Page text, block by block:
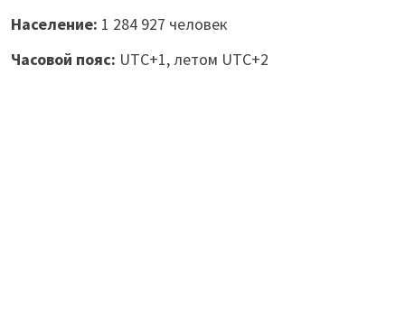
Население: 1 284 927 человек
Часовой пояс: UTC+1, летом UTC+2